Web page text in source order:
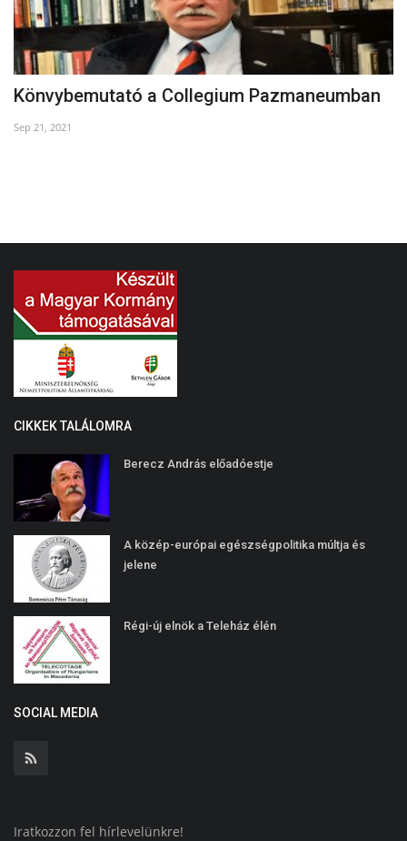
Könvybemutató a Collegium Pazmaneumban
Sep 21, 2021
CIKKEK TALÁLOMRA
Berecz András előadóestje
A közép-európai egészségpolitika múltja és
jelene
Régi-új elnök a Teleház élén
SOCIAL MEDIA
Iratkozzon fel hírlevelünkre!